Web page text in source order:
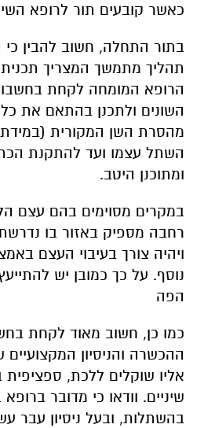
כאשר קובעים תור לרופא
בתור התחלה, חשוב להבין
תהליך מתמשך המצריך
הרופא המומחה לקחת
השונים ולתכנן בהתאם את
מהסרת השן המקורית (במידת
השתל עצמו ועד להתקנת
ומתוכנן היטב.
במקרים מסוימים בהם עצם
רחבה מספיק באזור בו
ויהיה צורך בעיבוי העצם
נוסף. על כך כמובן יש
הפה
כמו כן, חשוב מאוד לקחת
ההכשרה והניסיון המקצועיים
אליו שוקלים ללכת,
שיניים. וודאו כי מדובר ברופא
בהשתלות, ובעל ניסיון עבר